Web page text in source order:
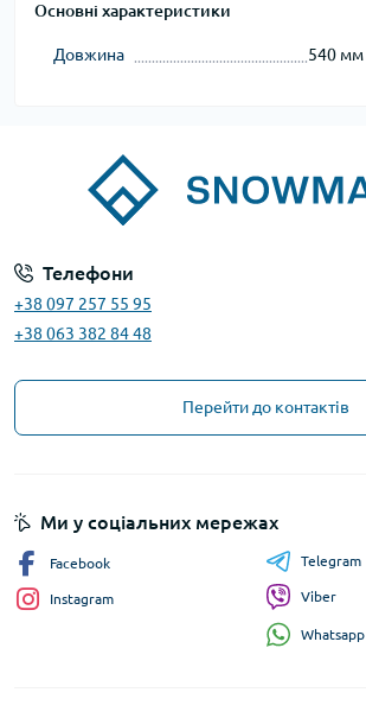
Основні характеристики
Довжина 540 мм
Телефони
+38 097 257 55 95
+38 063 382 84 48
Перейти до контактів
Ми у соціальних мережах
Facebook
Instagram
Telegram
Viber
Whatsapp